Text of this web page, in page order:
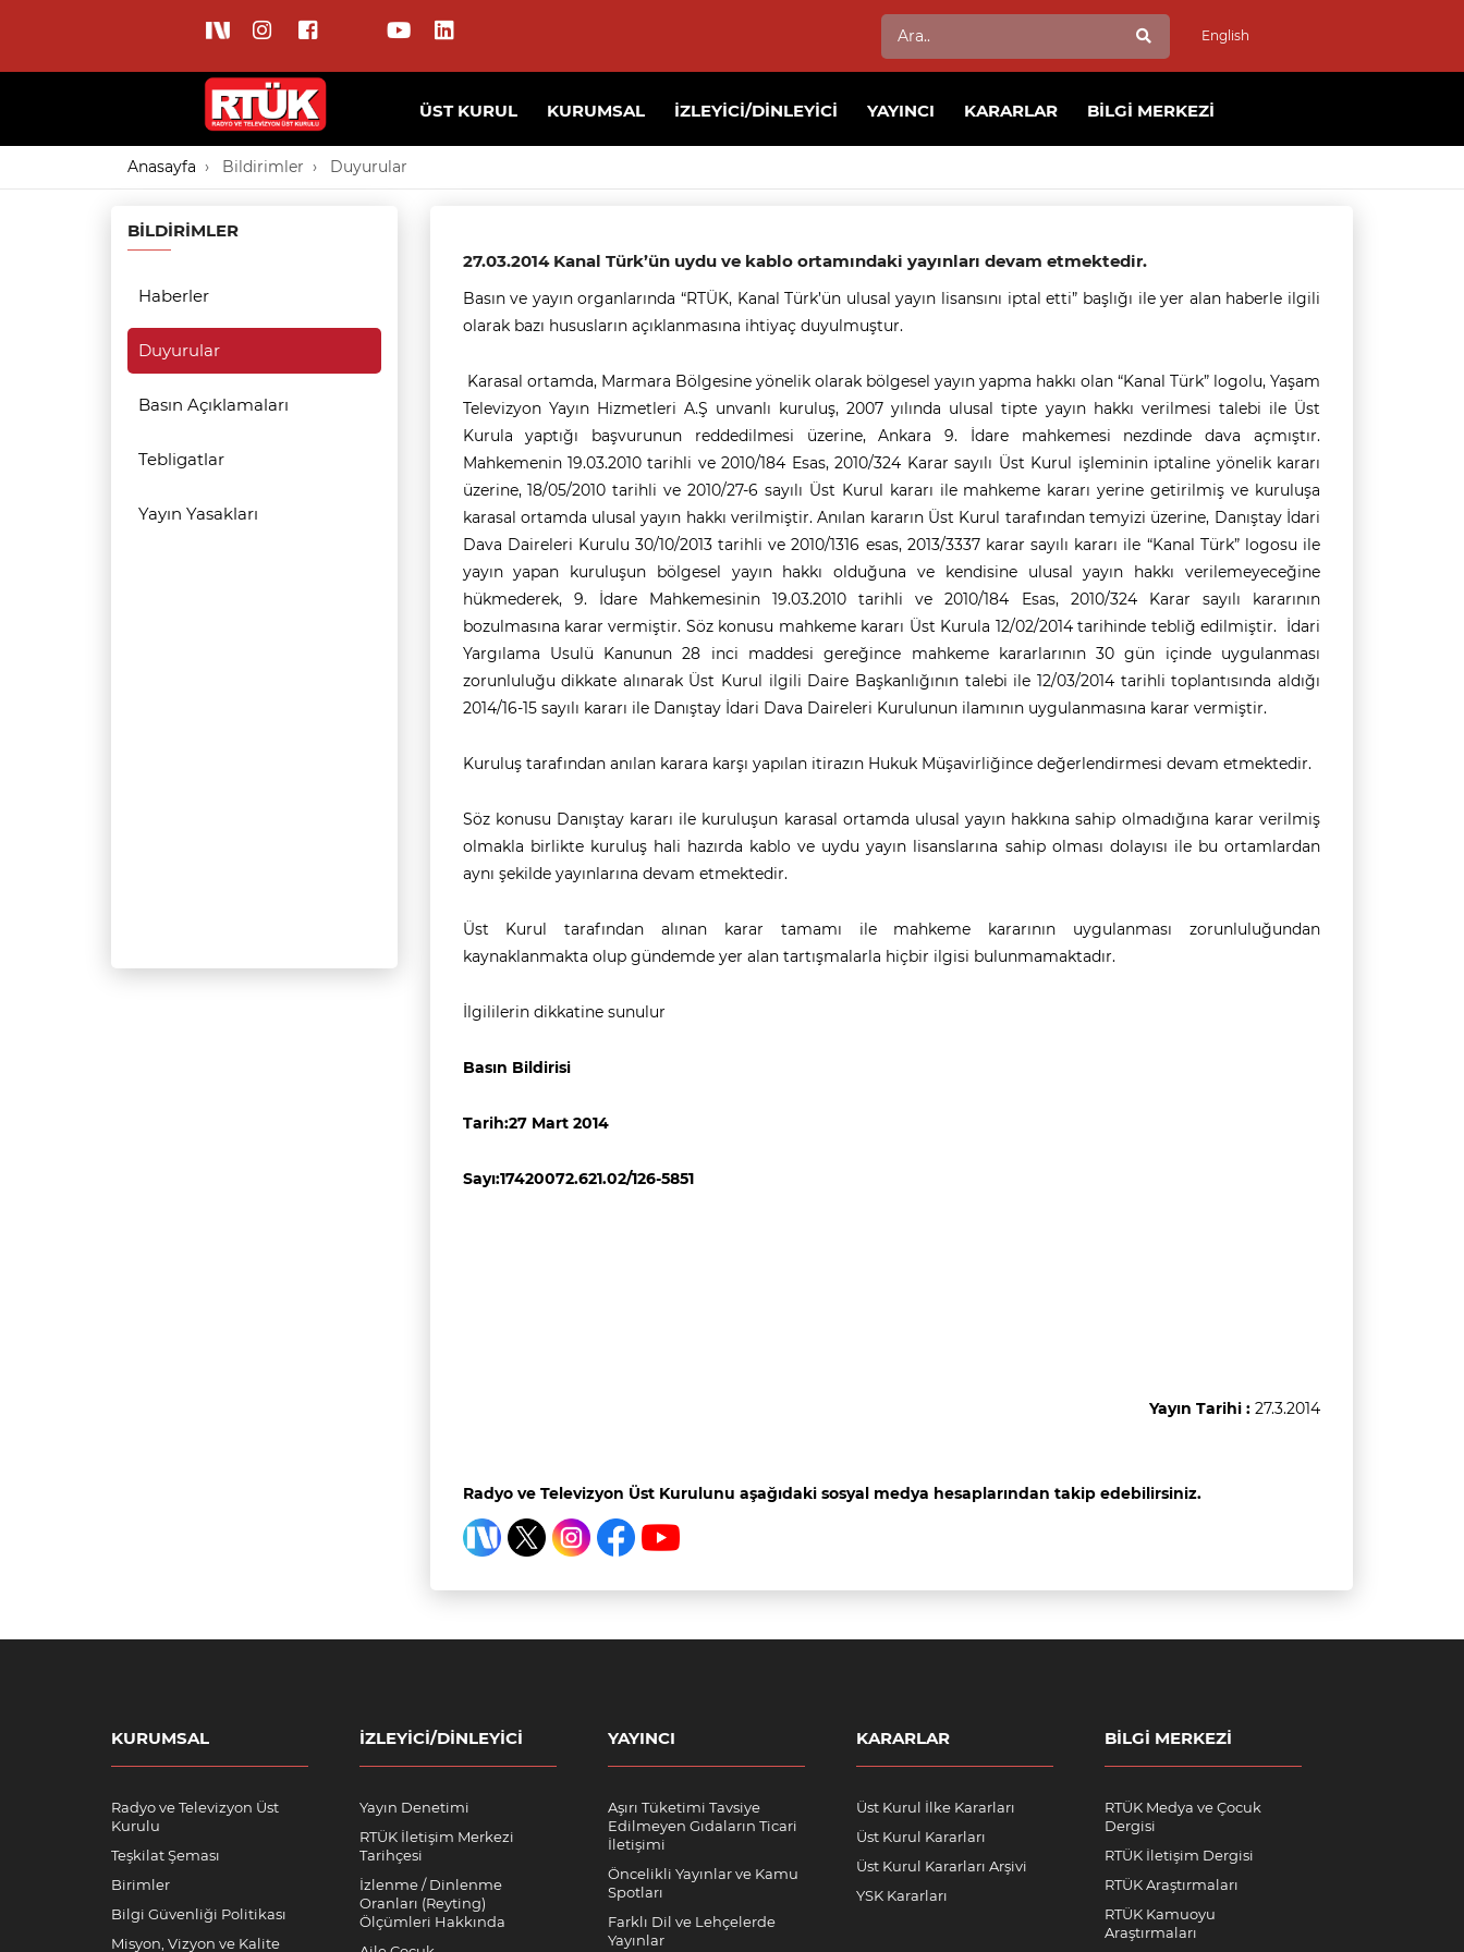
English
ÜST KURUL KURUMSAL İZLEYICI/DINLEYICI YAYINCI KARARLAR BILGI MERKEZI
Anasayfa Bildirimler Duyurular
BILDIRIMLER
Haberler
Duyurular
Basın Açıklamaları
Tebligatlar
Yayın Yasakları
27.03.2014 Kanal Türk’ün uydu ve kablo ortamındaki yayınları devam etmektedir.
Basın ve yayın organlarında “RTÜK, Kanal Türk’ün ulusal yayın lisansını iptal etti” başlığı ile yer alan haberle ilgili
olarak bazı hususların açıklanmasına ihtiyaç duyulmuştur.
Karasal ortamda, Marmara Bölgesine yönelik olarak bölgesel yayın yapma hakkı olan “Kanal Türk” logolu, Yaşam
Televizyon Yayın Hizmetleri A.Ş unvanlı kuruluş, 2007 yılında ulusal tipte yayın hakkı verilmesi talebi ile Üst
Kurula yaptığı başvurunun reddedilmesi üzerine, Ankara 9. İdare mahkemesi nezdinde dava açmıştır.
Mahkemenin 19.03.2010 tarihli ve 2010/184 Esas, 2010/324 Karar sayılı Üst Kurul işleminin iptaline yönelik kararı
üzerine, 18/05/2010 tarihli ve 2010/27-6 sayılı Üst Kurul kararı ile mahkeme kararı yerine getirilmiş ve kuruluşa
karasal ortamda ulusal yayın hakkı verilmiştir. Anılan kararın Üst Kurul tarafından temyizi üzerine, Danıştay İdari
Dava Daireleri Kurulu 30/10/2013 tarihli ve 2010/1316 esas, 2013/3337 karar sayılı kararı ile “Kanal Türk” logosu ile
yayın yapan kuruluşun bölgesel yayın hakkı olduğuna ve kendisine ulusal yayın hakkı verilemeyeceğine
hükmederek, 9. İdare Mahkemesinin 19.03.2010 tarihli ve 2010/184 Esas, 2010/324 Karar sayılı kararının
bozulmasına karar vermiştir. Söz konusu mahkeme kararı Üst Kurula 12/02/2014 tarihinde tebliğ edilmiştir. İdari
Yargılama Usulü Kanunun 28 inci maddesi gereğince mahkeme kararlarının 30 gün içinde uygulanması
zorunluluğu dikkate alınarak Üst Kurul ilgili Daire Başkanlığının talebi ile 12/03/2014 tarihli toplantısında aldığı
2014/16-15 sayılı kararı ile Danıştay İdari Dava Daireleri Kurulunun ilamının uygulanmasına karar vermiştir.
Kuruluş tarafından anılan karara karşı yapılan itirazın Hukuk Müşavirliğince değerlendirmesi devam etmektedir.
Söz konusu Danıştay kararı ile kuruluşun karasal ortamda ulusal yayın hakkına sahip olmadığına karar verilmiş
olmakla birlikte kuruluş hali hazırda kablo ve uydu yayın lisanslarına sahip olması dolayısı ile bu ortamlardan
aynı şekilde yayınlarına devam etmektedir.
Üst Kurul tarafından alınan karar tamamı ile mahkeme kararının uygulanması zorunluluğundan
kaynaklanmakta olup gündemde yer alan tartışmalarla hiçbir ilgisi bulunmamaktadır.
İlgililerin dikkatine sunulur
Basın Bildirisi
Tarih:27 Mart 2014
Sayı:17420072.621.02/126-5851
Yayın Tarihi : 27.3.2014
Radyo ve Televizyon Üst Kurulunu aşağıdaki sosyal medya hesaplarından takip edebilirsiniz.
KURUMSAL
Radyo ve Televizyon Üst
Kurulu
Teşkilat Şeması
Birimler
Bilgi Güvenliği Politikası
Misyon, Vizyon ve Kalite
İZLEYICI/DINLEYICI
Yayın Denetimi
RTÜK İletişim Merkezi
Tarihçesi
İzlenme / Dinlenme
Oranları (Reyting)
Ölçümleri Hakkında
YAYINCI
Aşırı Tüketimi Tavsiye
Edilmeyen Gıdaların Ticari
İletişimi
Öncelikli Yayınlar ve Kamu
Spotları
Farklı Dil ve Lehçelerde
Yayınlar
KARARLAR
Üst Kurul İlke Kararları
Üst Kurul Kararları
Üst Kurul Kararları Arşivi
YSK Kararları
BILGI MERKEZI
RTÜK Medya ve Çocuk
Dergisi
RTÜK İletişim Dergisi
RTÜK Araştırmaları
RTÜK Kamuoyu
Araştırmaları